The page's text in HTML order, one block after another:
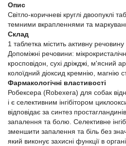
Опис
Світло-коричневі круглі двоопуклі
темними вкрапленнями та
Склад
1 таблетка містить активну
Допоміжні речовини:
кросповідон, сухі дріжджі, м'ясний
колоїдний діоксид кремнію, магнію
Фармакологічні властивості
Робексера (Robexera) для собак
і є селективним інгібітором
відповідає за синтез
запалення та болю. Селективне
зменшити запалення та біль без
який виконує захисні функції в